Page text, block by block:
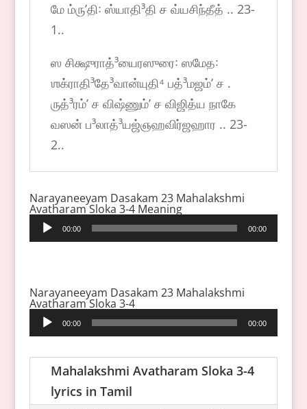
மே ம்ருʼதி꞉ ஸ்யாதி³தி ச வ்யசிந்தீத் .. 23-
1..
ஸ சிக்ஷுராத்³யைரஸுரை꞉ ஸமேத꞉
ஶக்ராதி³தே³வான்யுதி⁴ பத்³மஜம்ʼ ச .
ருத்³ரம்ʼ ச விஷ்ணும்ʼ ச விஜித்ய நாகே
வஸன் ப³லாத்³யஜ்ஞஹவிர்ஜஹார .. 23-
2..
Narayaneeyam Dasakam 23 Mahalakshmi
Avatharam Sloka 3-4 Meaning
Audio
Player
00:00 00:00
Narayaneeyam Dasakam 23 Mahalakshmi
Avatharam Sloka 3-4
Audio
Player
00:00 00:00
Mahalakshmi Avatharam Sloka 3-4
lyrics in Tamil